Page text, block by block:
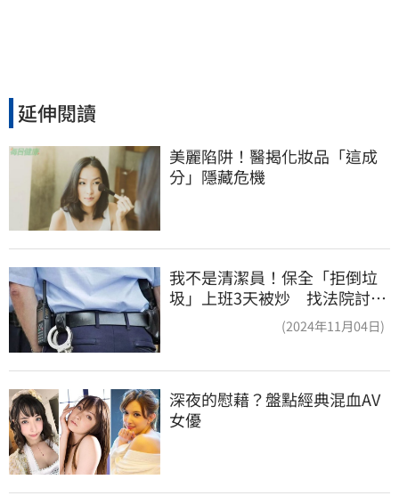
延伸閱讀
美麗陷阱！醫揭化妝品「這成
分」隱藏危機
我不是清潔員！保全「拒倒垃
圾」上班3天被炒 找法院討公
(2024年11月04日)
深夜的慰藉？盤點經典混血AV
女優